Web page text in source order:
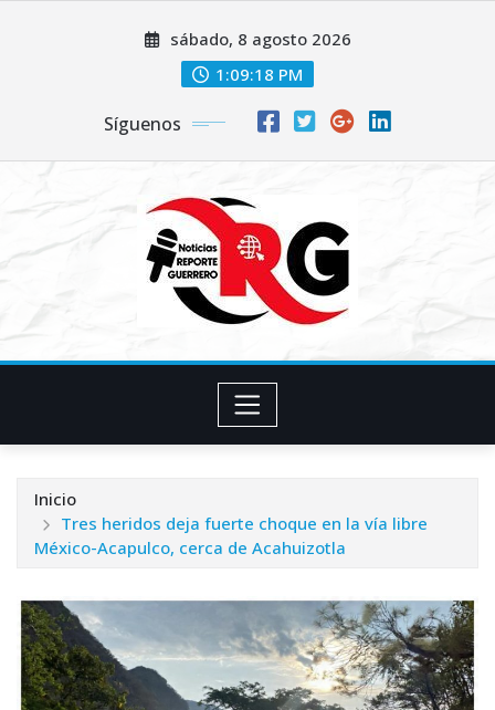
sábado, 8 agosto 2026
1:09:19 PM
Síguenos
Inicio
Tres heridos deja fuerte choque en la vía libre
México-Acapulco, cerca de Acahuizotla